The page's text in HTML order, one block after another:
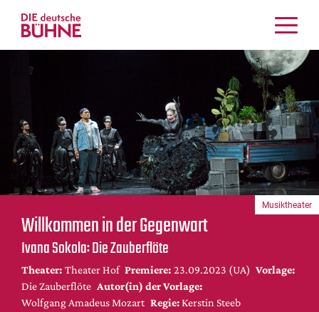
Kritiken
Musiktheater
Tanz
Crossover
Bühnenwelt
Festivals & Veranstaltungen
Menschen & Theater
Themen
Internationales
Nachrufe
Medientipps
Willkommen in der Gegenwart
Ivana Sokola: Die Zauberflöte
Theater: Theater Hof Premiere: 23.09.2023 (UA) Vorlage:
Die Zauberflöte Autor(in) der Vorlage:
Wolfgang Amadeus Mozart Regie: Kerstin Steeb
Musiktheater